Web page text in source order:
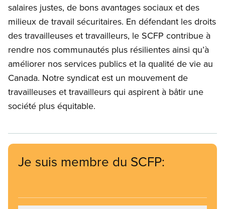
salaires justes, de bons avantages sociaux et des
milieux de travail sécuritaires. En défendant les droits
des travailleuses et travailleurs, le SCFP contribue à
rendre nos communautés plus résilientes ainsi qu’à
améliorer nos services publics et la qualité de vie au
Canada. Notre syndicat est un mouvement de
travailleuses et travailleurs qui aspirent à bâtir une
société plus équitable.
Je suis membre du SCFP: